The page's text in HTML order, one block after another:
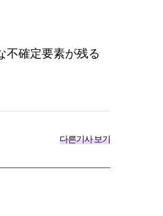
不確定要素が残る
다른기사 보기